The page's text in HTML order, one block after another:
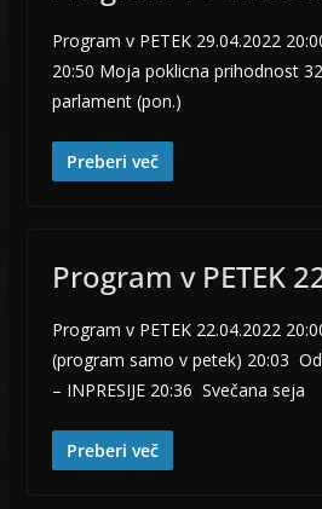
Program v PETEK 29.04.2022
20:50 Moja poklicna prihodnost
parlament (pon.)
Preberi več
Program v PETEK
Program v PETEK 22.04.2022
(program samo v petek) 20:03
– INPRESIJE 20:36 Svečana seja
Preberi več